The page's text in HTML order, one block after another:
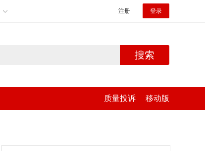
注册 登录
搜索
质量投诉 移动版